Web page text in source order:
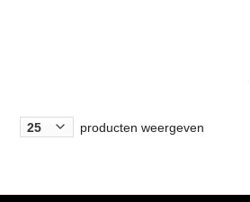
producten weergeven